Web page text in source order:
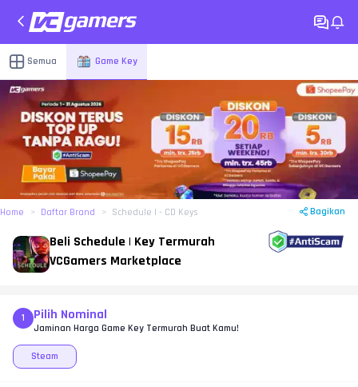
Semua Game Key
Home Daftar Brand Schedule I - CD Keys Bagikan
Beli Schedule | Key Termurah
VCGamers Marketplace
1 Pilih Nominal
Jaminan Harga Game Key Termurah Buat Kamu!
Steam